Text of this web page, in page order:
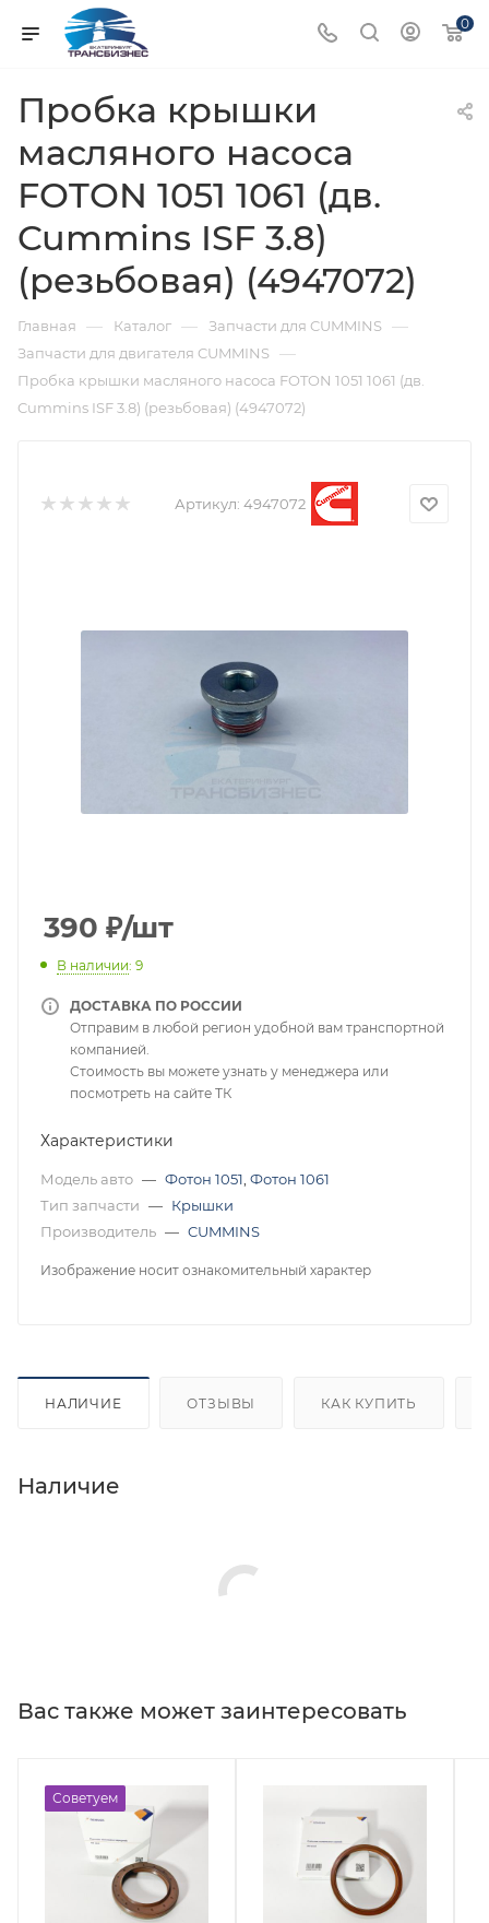
0
Пробка крышки
масляного насоса
FOTON 1051 1061 (дв.
Cummins ISF 3.8)
(резьбовая) (4947072)
Главная — Каталог — Запчасти для CUMMINS —
Запчасти для двигателя CUMMINS —
Пробка крышки масляного насоса FOTON 1051 1061 (дв.
Cummins ISF 3.8) (резьбовая) (4947072)
Артикул: 4947072
390 ₽/шт
В наличии: 9
ДОСТАВКА ПО РОССИИ
Отправим в любой регион удобной вам транспортной
компанией.
Стоимость вы можете узнать у менеджера или
посмотреть на сайте ТК
Характеристики
Модель авто — Фотон 1051 Фотон 1061
Тип запчасти — Крышки
Производитель — CUMMINS
Изображение носит ознакомительный характер
НАЛИЧИЕ ОТЗЫВЫ КАК КУПИТЬ
Наличие
Вас также может заинтересовать
Советуем